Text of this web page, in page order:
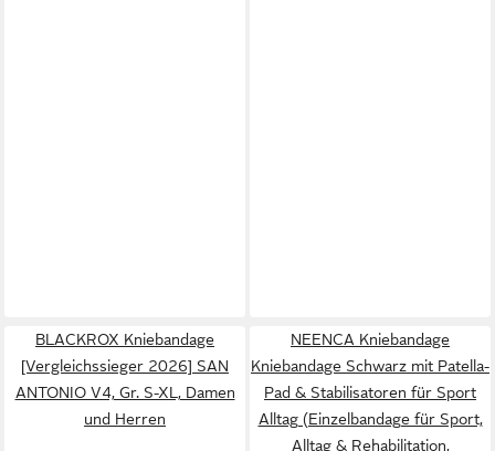
BLACKROX Kniebandage
[Vergleichssieger 2026] SAN
ANTONIO V4, Gr. S-XL, Damen
und Herren
NEENCA Kniebandage
Kniebandage Schwarz mit Patella-
Pad & Stabilisatoren für Sport
Alltag (Einzelbandage für Sport,
Alltag & Rehabilitation,